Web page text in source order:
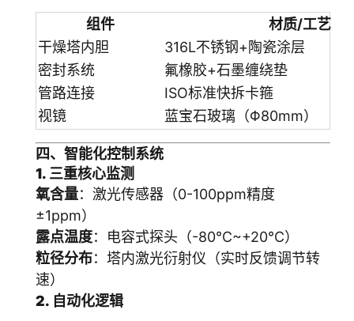
组件
材质/工艺
干燥塔内胆
316L不锈钢+陶瓷涂层
密封系统
氟橡胶+石墨缠绕垫
管路连接
ISO标准快拆卡箍
视镜
蓝宝石玻璃（Φ80mm）
四、智能化控制系统
1. 三重核心监测
氧含量：激光传感器（0-100ppm精度
±1ppm）
露点温度：电容式探头（-80℃~+20℃）
粒径分布：塔内激光衍射仪（实时反馈调节转
速）
2. 自动化逻辑